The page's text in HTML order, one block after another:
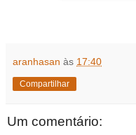
aranhasan às 17:40
Compartilhar
Um comentário: